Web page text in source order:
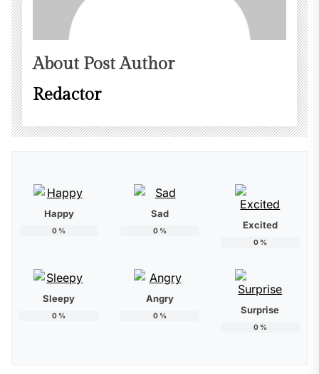
About Post Author
Redactor
Happy
0 %
Sad
0% Excited
0%
Sleepy
0 %
Angry
0% Surprise
0%